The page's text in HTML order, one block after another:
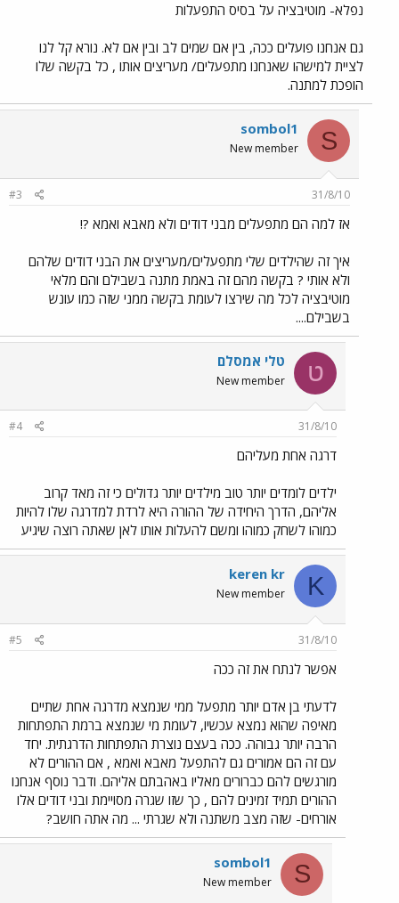
נפלא- מוטיבציה על בסיס התפעלות
גם אנחנו פועלים ככה, בין אם שמים לב ובין אם לא. נורא קל לנו
לציית למישהו שאנחנו מתפעלים/ מעריצים אותו , כל בקשה שלו
הופכת למתנה.
S
sombol1
New member
31/8/10
#3
אז למה הם מתפעלים מבני דודים ולא מאבא ואמא ?!
איך זה שהילדים שלי מתפעלים/מעריצים את הבני דודים שלהם
ולא אותי ? בקשה מהם זה באמת מתנה בשבילם והם מלאי
מוטיבציה לכל מה שירצו לעומת בקשה ממני שזה כמו עונש
בשבילם....
ט טלי אמסלם
New member
31/8/10
#4
דרגה אחת מעליהם
ילדים לומדים יותר טוב מילדים יותר גדולים כי זה מאד קרוב
אליהם, הדרך היחידה של ההורה היא לרדת למדרגה שלו להיות
כמוהו לשחק כמוהו ומשם להעלות אותו לאן שאתה רוצה שיגיע
K
keren kr
New member
31/8/10
#5
אפשר לנתח את זה ככה
לדעתי בן אדם יותר מתפעל ממי שנמצא מדרגה אחת שתיים
מאיפה שהוא נמצא עכשיו, לעומת מי שנמצא ברמת התפתחות
הרבה יותר גבוהה. ככה בעצם נוצרת התפתחות הדרגתית. יחד
עם זה הם אמורים גם להתפעל מאבא ואמא , אם ההורים לא
מורגשים להם כברורים מאליו באהבתם אליהם. ודבר נוסף אנחנו
ההורים תמיד זמינים להם , כך שזו שגרה מסויימת ובני דודים אלו
אורחים- שזה מצב משתנה ולא שגרתי ... מה אתה חושב?
S
sombol1
New member